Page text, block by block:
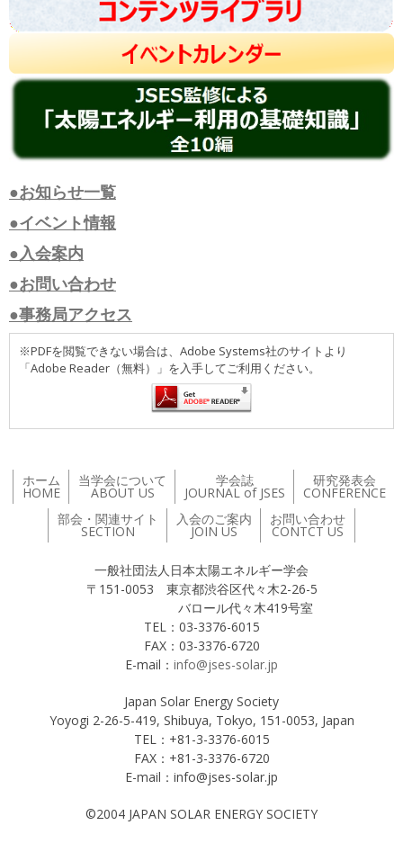
●お知らせ一覧
●イベント情報
●入会案内
●お問い合わせ
●事務局アクセス
※PDFを閲覧できない場合は、Adobe Systems社のサイトより
「Adobe Reader（無料）」を入手してご利用ください。
ホーム
HOME
当学会について
ABOUT US
学会誌
JOURNAL of JSES
研究発表会
CONFERENCE
部会・関連サイト
SECTION
入会のご案内
JOIN US
お問い合わせ
CONTCT US
一般社団法人日本太陽エネルギー学会
〒151-0053 東京都渋谷区代々木2-26-5
バロール代々木419号室
TEL：03-3376-6015
FAX：03-3376-6720
E-mail： info@jses-solar.jp
Japan Solar Energy Society
Yoyogi 2-26-5-419, Shibuya, Tokyo, 151-0053, Japan
TEL：+81-3-3376-6015
FAX：+81-3-3376-6720
E-mail：info@jses-solar.jp
©2004 JAPAN SOLAR ENERGY SOCIETY